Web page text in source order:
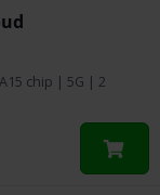
chip | 5G | 2